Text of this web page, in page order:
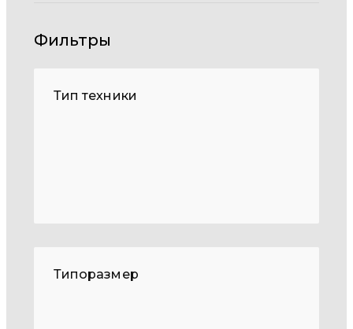
Фильтры
Тип техники
Типоразмер